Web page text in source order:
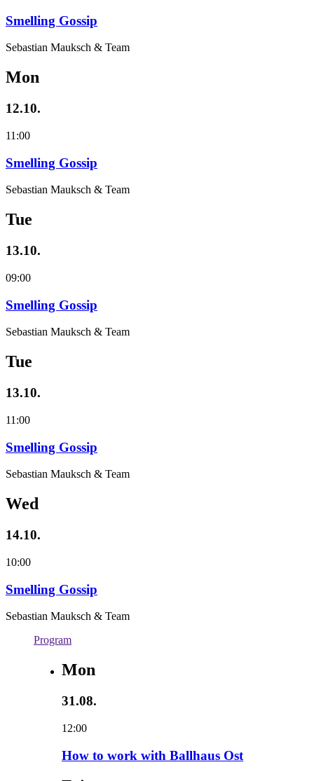
Smelling Gossip
Sebastian Mauksch & Team
Mon
12.10.
11:00
Smelling Gossip
Sebastian Mauksch & Team
Tue
13.10.
09:00
Smelling Gossip
Sebastian Mauksch & Team
Tue
13.10.
11:00
Smelling Gossip
Sebastian Mauksch & Team
Wed
14.10.
10:00
Smelling Gossip
Sebastian Mauksch & Team
Program
Mon
31.08.
12:00
How to work with Ballhaus Ost